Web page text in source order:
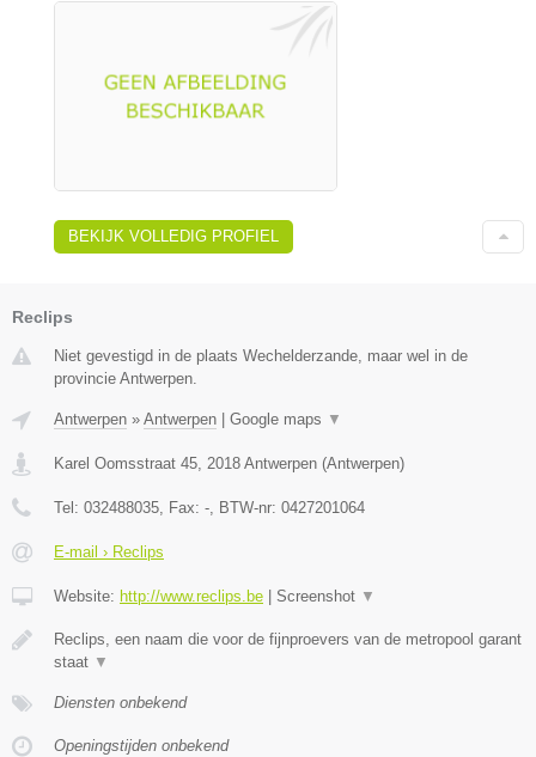
BEKIJK VOLLEDIG PROFIEL
Reclips
Niet gevestigd in de plaats Wechelderzande, maar wel in de
provincie Antwerpen.
Antwerpen » Antwerpen Google maps ▼
Karel Oomsstraat 45 2018 Antwerpen (Antwerpen)
Tel: 032488035 , Fax: - , BTW-nr: 0427201064
E-mail › Reclips
Website: http://www.reclips.be Screenshot ▼
Reclips, een naam die voor de fijnproevers van de metropool garant
staat ▼
Diensten onbekend
Openingstijden onbekend